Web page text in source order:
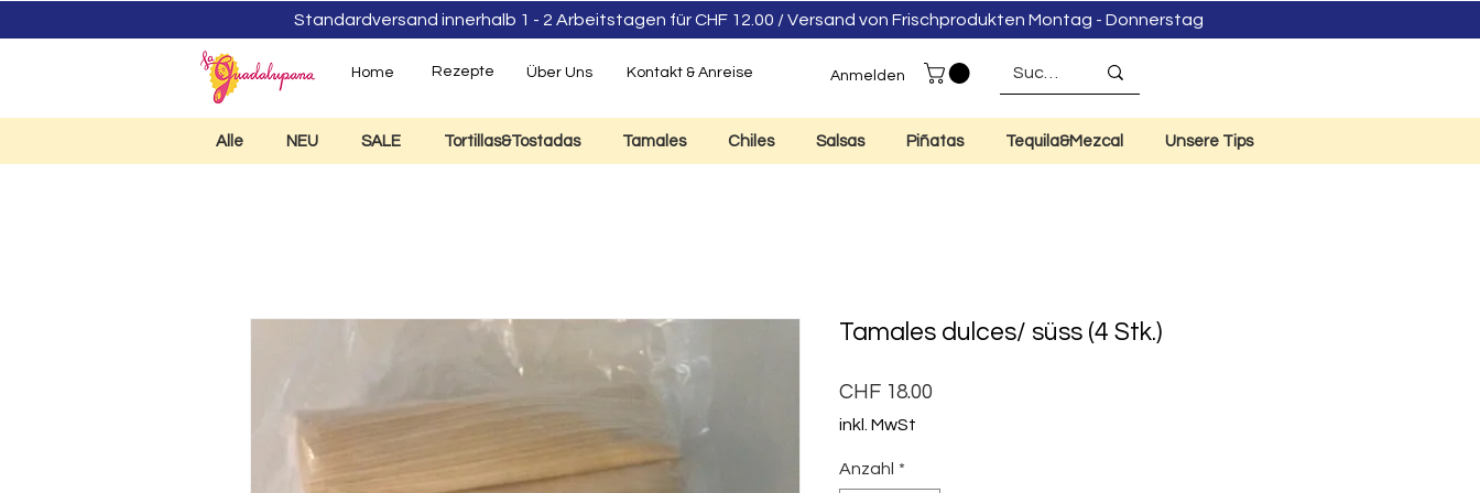
Standardversand innerhalb 1 - 2 Arbeitstagen für CHF 12.00 / Versand von Frischprodukten Montag - Donnerstag
Home Rezepte Über Uns Kontakt & Anreise Anmelden
Alle NEU SALE Tortillas&Tostadas Tamales Chiles Salsas Piñatas Tequila&Mezcal Unsere Tips
Tamales dulces/ süss (4 Stk.)
CHF 18.00
inkl. MwSt
Anzahl *